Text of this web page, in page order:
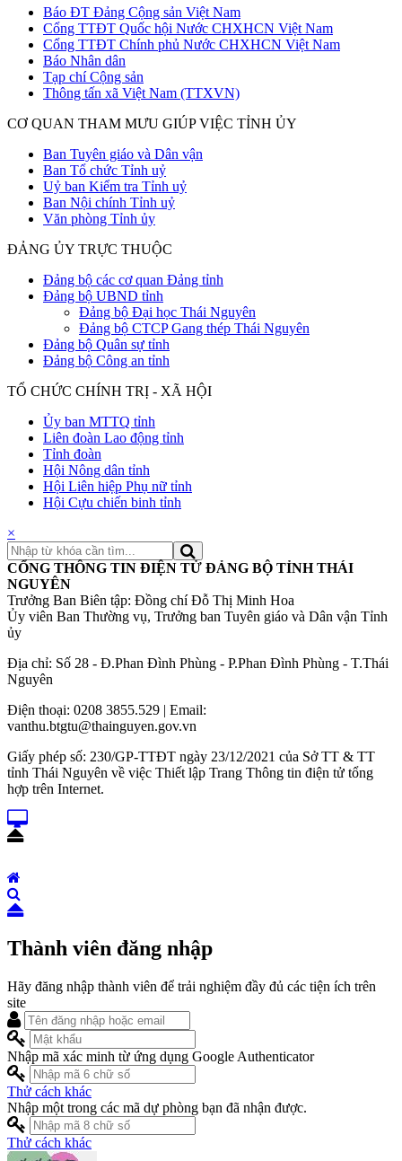
Báo ĐT Đảng Cộng sản Việt Nam
Cổng TTĐT Quốc hội Nước CHXHCN Việt Nam
Cổng TTĐT Chính phủ Nước CHXHCN Việt Nam
Báo Nhân dân
Tạp chí Cộng sản
Thông tấn xã Việt Nam (TTXVN)
CƠ QUAN THAM MƯU GIÚP VIỆC TỈNH ỦY
Ban Tuyên giáo và Dân vận
Ban Tổ chức Tỉnh uỷ
Uỷ ban Kiểm tra Tỉnh uỷ
Ban Nội chính Tỉnh uỷ
Văn phòng Tỉnh ủy
ĐẢNG ỦY TRỰC THUỘC
Đảng bộ các cơ quan Đảng tỉnh
Đảng bộ UBND tỉnh
Đảng bộ Đại học Thái Nguyên
Đảng bộ CTCP Gang thép Thái Nguyên
Đảng bộ Quân sự tỉnh
Đảng bộ Công an tỉnh
TỔ CHỨC CHÍNH TRỊ - XÃ HỘI
Ủy ban MTTQ tỉnh
Liên đoàn Lao động tỉnh
Tỉnh đoàn
Hội Nông dân tỉnh
Hội Liên hiệp Phụ nữ tỉnh
Hội Cựu chiến binh tỉnh
×
CỔNG THÔNG TIN ĐIỆN TỬ ĐẢNG BỘ TỈNH THÁI
NGUYÊN
Trưởng Ban Biên tập: Đồng chí Đỗ Thị Minh Hoa
Ủy viên Ban Thường vụ, Trưởng ban Tuyên giáo và Dân vận Tỉnh
ủy
Địa chỉ: Số 28 - Đ.Phan Đình Phùng - P.Phan Đình Phùng - T.Thái
Nguyên
Điện thoại: 0208 3855.529 | Email:
vanthu.btgtu@thainguyen.gov.vn
Giấy phép số: 230/GP-TTĐT ngày 23/12/2021 của Sở TT & TT
tỉnh Thái Nguyên về việc Thiết lập Trang Thông tin điện tử tổng
hợp trên Internet.
Thành viên đăng nhập
Hãy đăng nhập thành viên để trải nghiệm đầy đủ các tiện ích trên
site
Nhập mã xác minh từ ứng dụng Google Authenticator
Thử cách khác
Nhập một trong các mã dự phòng bạn đã nhận được.
Thử cách khác